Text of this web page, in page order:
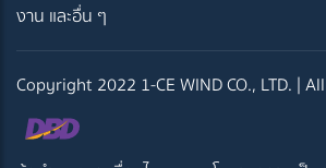
งาน และอื่น ๆ
Copyright 2022 1-CE WIND CO., LTD. |